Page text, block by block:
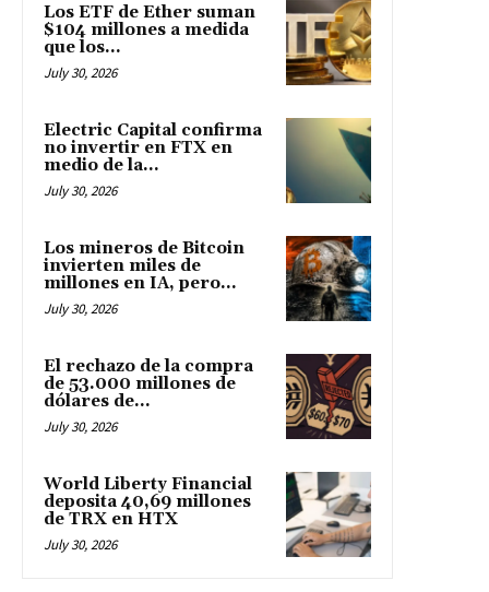
Los ETF de Ether suman
$104 millones a medida
que los...
July 30, 2026
Electric Capital confirma
no invertir en FTX en
medio de la...
July 30, 2026
Los mineros de Bitcoin
invierten miles de
millones en IA, pero...
July 30, 2026
El rechazo de la compra
de 53.000 millones de
dólares de...
July 30, 2026
World Liberty Financial
deposita 40,69 millones
de TRX en HTX
July 30, 2026